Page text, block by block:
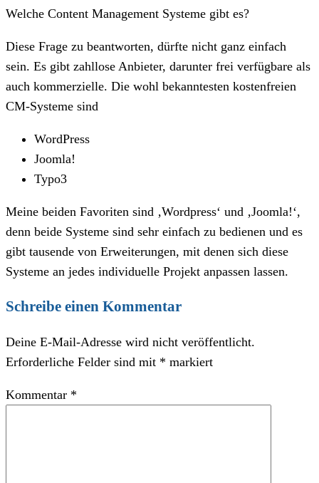
Welche Content Management Systeme gibt es?
Diese Frage zu beantworten, dürfte nicht ganz einfach
sein. Es gibt zahllose Anbieter, darunter frei verfügbare als
auch kommerzielle. Die wohl bekanntesten kostenfreien
CM-Systeme sind
WordPress
Joomla!
Typo3
Meine beiden Favoriten sind ‚Wordpress‘ und ‚Joomla!‘,
denn beide Systeme sind sehr einfach zu bedienen und es
gibt tausende von Erweiterungen, mit denen sich diese
Systeme an jedes individuelle Projekt anpassen lassen.
Schreibe einen Kommentar
Deine E-Mail-Adresse wird nicht veröffentlicht.
Erforderliche Felder sind mit * markiert
Kommentar *